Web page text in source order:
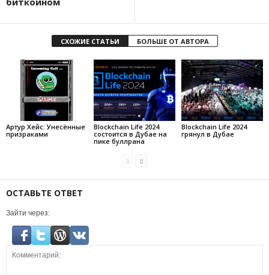
СХОЖИЕ СТАТЬИ БОЛЬШЕ ОТ АВТОРА
Артур Хейс: Унесённые
призраками
Blockchain Life 2024
состоится в Дубае на
пике буллрана
Blockchain Life 2024
грянул в Дубае
ОСТАВЬТЕ ОТВЕТ
Зайти через: